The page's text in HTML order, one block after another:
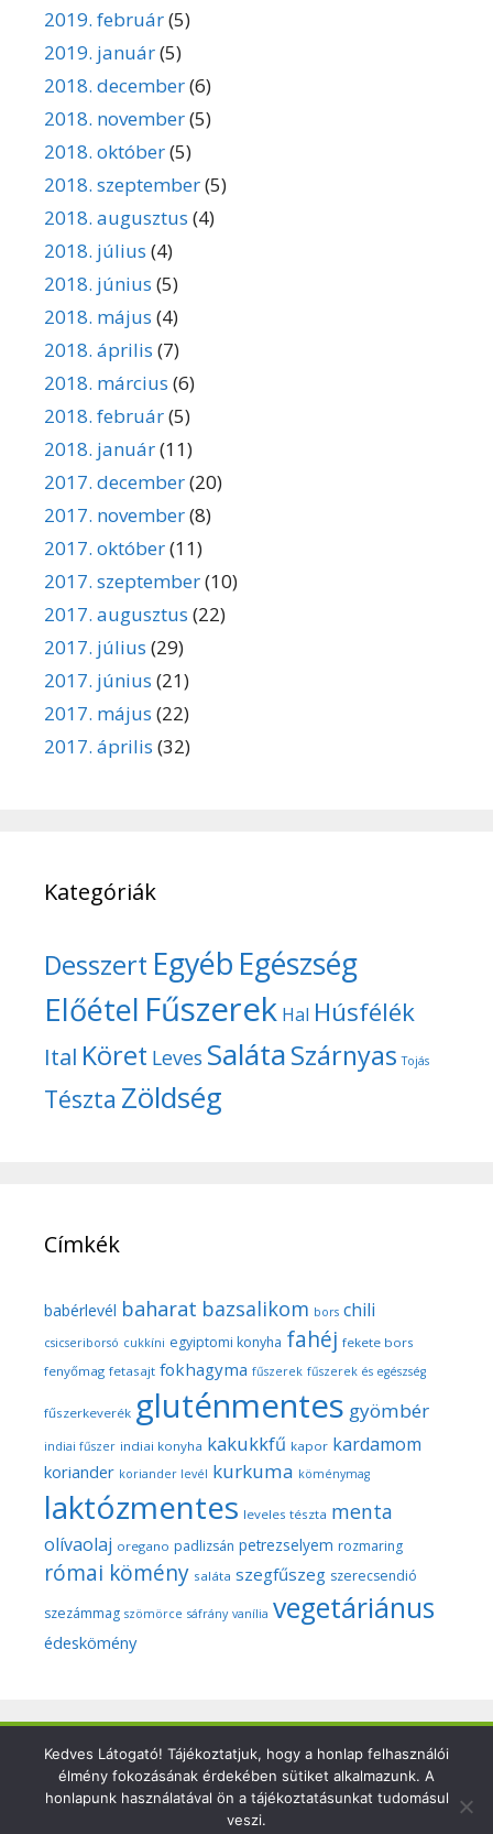
2019. február(5)
2019. január(5)
2018. december(6)
2018. november(5)
2018. október(5)
2018. szeptember(5)
2018. augusztus (4)
2018. július (4)
2018. június (5)
2018. május (4)
2018. április (7)
2018. március (6)
2018. február(5)
2018. január(11)
2017. december(20)
2017. november(8)
2017. október(11)
2017. szeptember(10)
2017. augusztus (22)
2017. július (29)
2017. június (21)
2017. május (22)
2017. április (32)
Kategóriák
Desszert Egyéb Egészség
Előétel Fűszerek Hal Húsfélék
Ital Köret Leves SalátaSzárnyas Tojás
Tészta Zöldség
Címkék
babérlevél baharat bazsalikom bors chili
csicseriborsó cukkíni egyiptomi konyha fahéj fekete bors
fenyőmag fetasajt fokhagyma fűszerek fűszerek és egészség
fűszerkeverék gluténmentes gyömbér
indiai fűszer indiai konyha kakukkfű kapor kardamom
koriander koriander levél kurkuma köménymag
laktózmentes leveles tészta menta
olívaolaj oregano padlizsán petrezselyem rozmaring
római kömény saláta szegfűszeg szerecsendió
szezámmag szömörce sáfrány vanília vegetáriánus
édeskömény
Copyright © 2026 Szegedi Fűszeres - Minden fotó és anyag
ezen a weboldalon a szerző (Dr. Nyári Zsuzsa) kizárólagos
tulajdonát képezi és a nemzetközi szerzői jogi törvények
védik.Felhasználásuk csak a szerző írásbeli engedélyével
Kedves Látogató! Tájékoztatjuk, hogy a honlap felhasználói
élmény fokozásának érdekében sütiket alkalmazunk. A
honlapunk használatával ön a tájékoztatásunkat tudomásul
veszi.